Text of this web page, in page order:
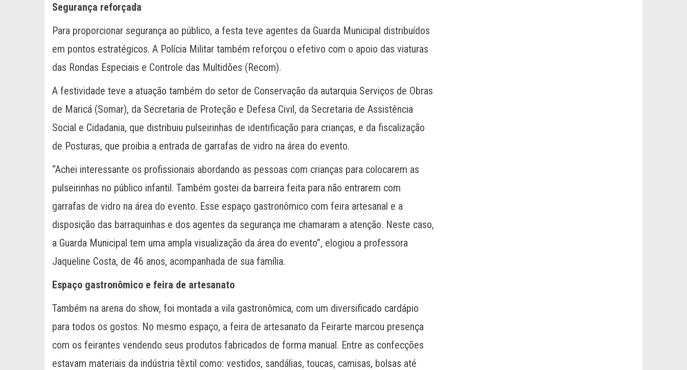
Segurança reforçada
Para proporcionar segurança ao público, a festa teve agentes da Guarda Municipal distribuídos
em pontos estratégicos. A Polícia Militar também reforçou o efetivo com o apoio das viaturas
das Rondas Especiais e Controle das Multidões (Recom).
A festividade teve a atuação também do setor de Conservação da autarquia Serviços de Obras
de Maricá (Somar), da Secretaria de Proteção e Defesa Civil, da Secretaria de Assistência
Social e Cidadania, que distribuiu pulseirinhas de identificação para crianças, e da fiscalização
de Posturas, que proibia a entrada de garrafas de vidro na área do evento.
“Achei interessante os profissionais abordando as pessoas com crianças para colocarem as
pulseirinhas no público infantil. Também gostei da barreira feita para não entrarem com
garrafas de vidro na área do evento. Esse espaço gastronômico com feira artesanal e a
disposição das barraquinhas e dos agentes da segurança me chamaram a atenção. Neste caso,
a Guarda Municipal tem uma ampla visualização da área do evento”, elogiou a professora
Jaqueline Costa, de 46 anos, acompanhada de sua família.
Espaço gastronômico e feira de artesanato
Também na arena do show, foi montada a vila gastronômica, com um diversificado cardápio
para todos os gostos. No mesmo espaço, a feira de artesanato da Feirarte marcou presença
com os feirantes vendendo seus produtos fabricados de forma manual. Entre as confecções
estavam materiais da indústria têxtil como: vestidos, sandálias, toucas, camisas, bolsas até